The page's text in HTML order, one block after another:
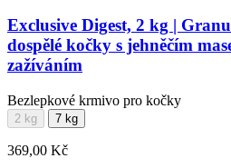
Exclusive Digest, 2 kg |
dospělé kočky s jehněčím
zažíváním
Bezlepkové krmivo pro kočky
2 kg 7 kg
369,00 Kč